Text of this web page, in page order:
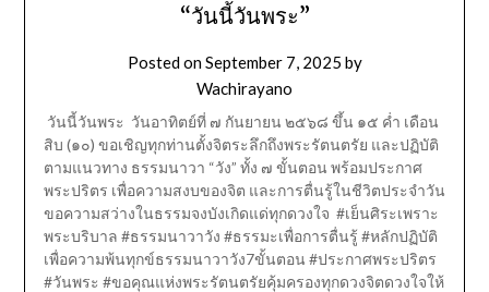
“วันนี้วันพระ”
Posted onSeptember 7, 2025 by
Wachirayano
วันนี้วันพระ วันอาทิตย์ที่ ๗ กันยายน ๒๕๖๘ ขึ้น ๑๕ ค่ำ เดือน
สิบ (๑๐) ขอเชิญทุกท่านตั้งจิตระลึกถึงพระรัตนตรัย และปฏิบัติ
ตามแนวทาง ธรรมนาวา “วัง” ทั้ง ๗ ขั้นตอน พร้อมประกาศ
พระปริตร เพื่อความสงบของจิต และการตื่นรู้ในชีวิตประจำวัน
ขอความสว่างในธรรมจงบังเกิดแด่ทุกดวงใจ #เย็นศิระเพราะ
พระบริบาล #ธรรมนาวาวัง #ธรรมะเพื่อการตื่นรู้ #หลักปฏิบัติ
เพื่อความพ้นทุกข์ธรรมนาวาวัง7ขั้นตอน #ประกาศพระปริตร
#วันพระ #ขอคุณแห่งพระรัตนตรัยคุ้มครองทุกดวงจิตดวงใจให้